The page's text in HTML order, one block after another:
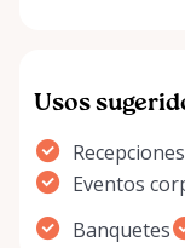
Usos
Eventos
Banquetes